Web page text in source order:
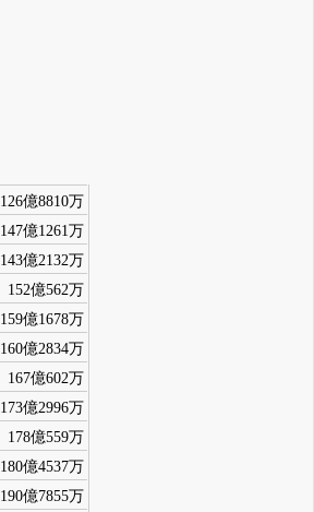
126億8810万
147億1261万
143億2132万
152億562万
159億1678万
160億2834万
167億602万
173億2996万
178億559万
180億4537万
190億7855万